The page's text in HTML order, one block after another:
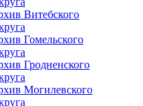
Витебского
Гомельского
Гродненского
Могилевского